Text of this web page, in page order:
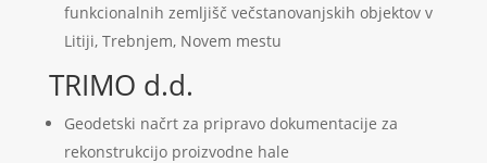
funkcionalnih zemljišč večstanovanjskih objektov v
Litiji, Trebnjem, Novem mestu
TRIMO d.d.
Geodetski načrt za pripravo dokumentacije za
rekonstrukcijo proizvodne hale